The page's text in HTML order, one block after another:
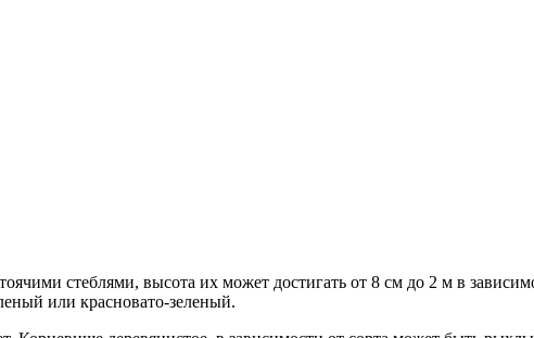
стеблями, высота их может достигать от 8 см до 2 м в
или красновато-зеленый.